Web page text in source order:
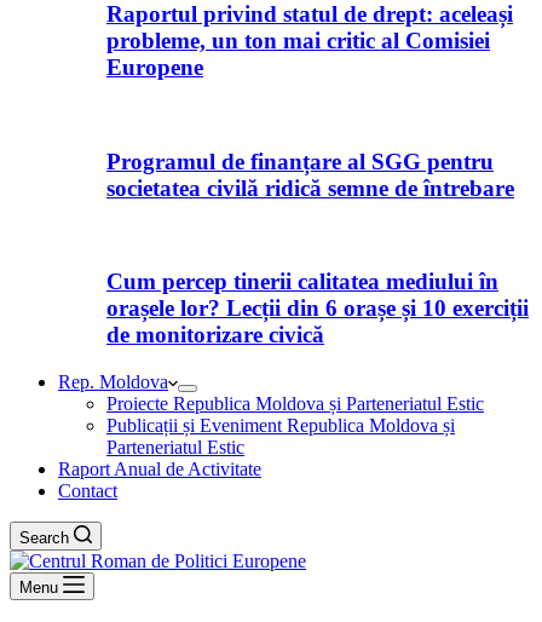
Raportul privind statul de drept: aceleași
probleme, un ton mai critic al Comisiei
Europene
Programul de finanțare al SGG pentru
societatea civilă ridică semne de întrebare
Cum percep tinerii calitatea mediului în
orașele lor? Lecții din 6 orașe și 10 exerciții
de monitorizare civică
Rep. Moldova
Proiecte Republica Moldova și Parteneriatul Estic
Publicații și Eveniment Republica Moldova și
Parteneriatul Estic
Raport Anual de Activitate
Contact
Search
Menu